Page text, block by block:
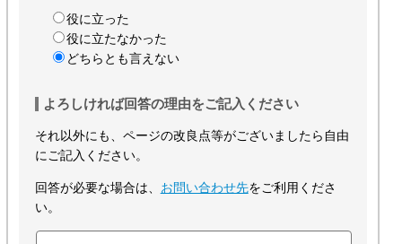
役に立った
役に立たなかった
どちらとも言えない
よろしければ回答の理由をご記入ください
それ以外にも、ページの改良点等がございましたら自由
にご記入ください。
回答が必要な場合は、 お問い合わせ先をご利用くださ
い。